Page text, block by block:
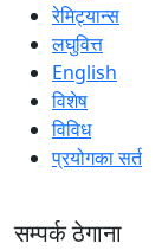
रेमिट्यान्स
लघुवित्त
English
विशेष
विविध
प्रयोगका सर्त
सम्पर्क ठेगाना